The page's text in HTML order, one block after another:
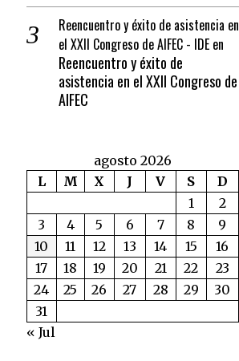
Reencuentro y éxito de asistencia en
el XXII Congreso de AIFEC - IDEen
Reencuentro y éxito de
asistencia en el XXII Congreso de
AIFEC
agosto 2026
L
M X J V S
D
1
2
3
4 5 6 7 8
9
10
11 12 13 14 15
16
17
18 19 20 21 22
23
24
25 26 27 28 29
30
31
« Jul